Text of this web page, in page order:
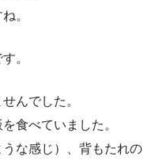
。
。
んでした。
食べていました。
な感じ）、背もたれの